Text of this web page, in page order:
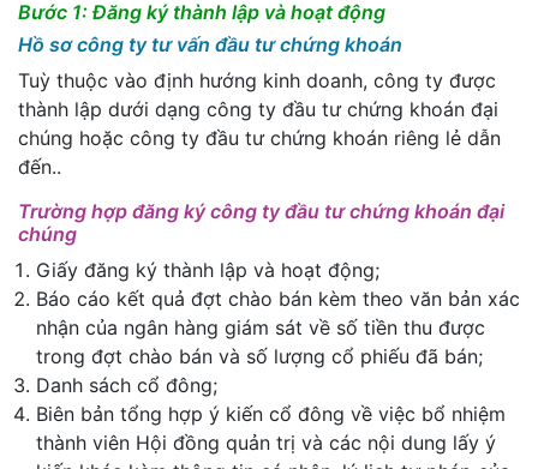
Bước 1: Đăng ký thành lập và hoạt động
Hồ sơ công ty tư vấn đầu tư chứng khoán
Tuỳ thuộc vào định hướng kinh doanh, công ty được
thành lập dưới dạng công ty đầu tư chứng khoán đại
chúng hoặc công ty đầu tư chứng khoán riêng lẻ dẫn
đến..
Trường hợp đăng ký công ty đầu tư chứng khoán đại
chúng
Giấy đăng ký thành lập và hoạt động;
Báo cáo kết quả đợt chào bán kèm theo văn bản xác
nhận của ngân hàng giám sát về số tiền thu được
trong đợt chào bán và số lượng cổ phiếu đã bán;
Danh sách cổ đông;
Biên bản tổng hợp ý kiến cổ đông về việc bổ nhiệm
thành viên Hội đồng quản trị và các nội dung lấy ý